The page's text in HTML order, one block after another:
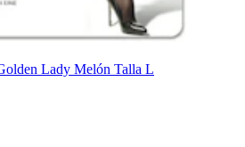
Lady Melón Talla L